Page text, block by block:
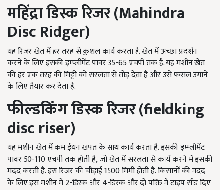
महिंद्रा डिस्क रिजर(Mahindra
Disc Ridger)
यह रिजर खेत में हर तरह से कुशल कार्य करता है. खेत में अच्छा प्रदर्शन
करने के लिए इसकी इम्प्लीमेंट पावर 35-65एचपी तक है. यह मशीन खेत
की हर एक तरह की मिट्टी को सरलता से तोड़ देता है और उसे फसल उगाने
के लिए तैयार कर देता है.
फील्डकिंग डिस्क रिजर(fieldking
disc riser)
यह मशीन खेत में कम ईंधन खपत के साथ कार्य करता है. इसकी इम्प्लीमेंट
पावर 50-110एचपी तक होती है, जो खेत में सरलता से कार्य करने में इसकी
मदद करती है. इस रिजर की चौड़ाई 1500मिमी होती है. किसानों की मदद
के लिए इस मशीन में2-डिस्क और 4-डिस्क और दो पंक्ति में टाइप सीड दिए